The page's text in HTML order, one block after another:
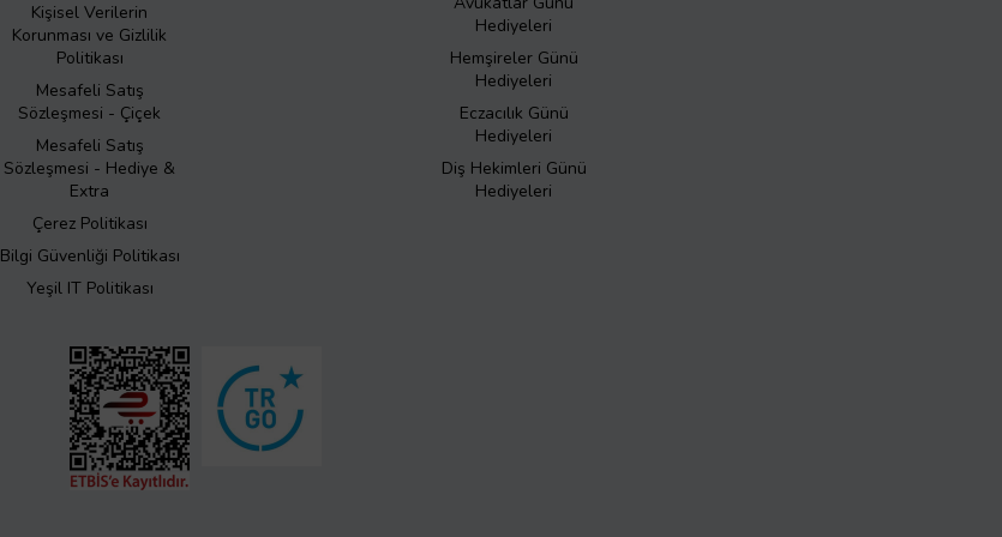
Kişisel Verilerin
Korunması ve Gizlilik
Politikası
Mesafeli Satış
Sözleşmesi - Çiçek
Mesafeli Satış
Sözleşmesi - Hediye &
Extra
Çerez Politikası
Bilgi Güvenliği Politikası
Yeşil IT Politikası
Hediyeleri
Hemşireler Günü
Hediyeleri
Eczacılık Günü
Hediyeleri
Diş Hekimleri Günü
Hediyeleri